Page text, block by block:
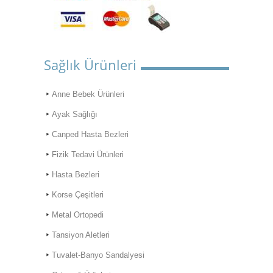
Sağlık Ürünleri
Anne Bebek Ürünleri
Ayak Sağlığı
Canped Hasta Bezleri
Fizik Tedavi Ürünleri
Hasta Bezleri
Korse Çeşitleri
Metal Ortopedi
Tansiyon Aletleri
Tuvalet-Banyo Sandalyesi